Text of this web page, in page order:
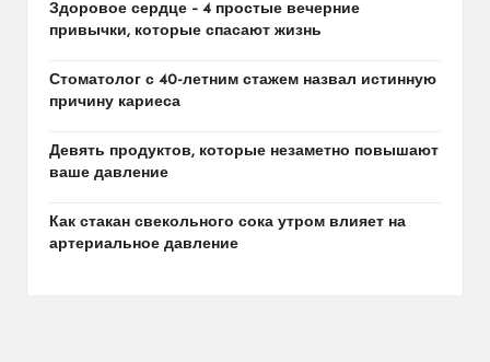
Здоровое сердце – 4 простые вечерние
привычки, которые спасают жизнь
Стоматолог с 40-летним стажем назвал истинную
причину кариеса
Девять продуктов, которые незаметно повышают
ваше давление
Как стакан свекольного сока утром влияет на
артериальное давление